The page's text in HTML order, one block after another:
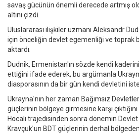
savaş gücünün önemli derecede artmış
altını çizdi.
Uluslararası ilişkiler uzmanı Aleksandr
için önceliğin devlet egemenliği ve toprak
aktardı.
Dudnik, Ermenistan'ın sözde kendi
ettiğini ifade ederek, bu argümanla
diasporasının da bir gün kendi devletini
Ukrayna'nın her zaman Bağımsız
güçlerinin bölgeye girmesine karşı
Hocalı trajedisinden sonra dönemin Devlet
Kravçuk'un BDT güçlerinin derhal bölgeden